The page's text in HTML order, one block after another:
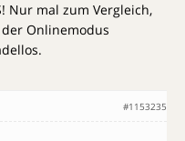
Nur mal zum Vergleich,
Onlinemodus
#1153235